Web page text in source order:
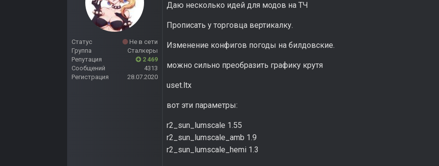
Статус
Не в сети
Группа
Сталкеры
Репутация
2 469
Сообщений
4313
Регистрация
28.07.2020
Даю несколько идей для модов на ТЧ
Прописать у торговца вертикалку.
Изменение конфигов погоды на билдовские.
можно сильно преобразить графику крутя
uset.ltx
вот эти параметры:
r2_sun_lumscale 1.55
r2_sun_lumscale_amb 1.9
r2_sun_lumscale_hemi 1.3